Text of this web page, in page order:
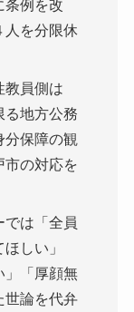
条例を改
人を分限休
教員側は
る地方公務
分保障の観
市の対応を
では「全員
しい」
」「厚顔無
世論を代弁